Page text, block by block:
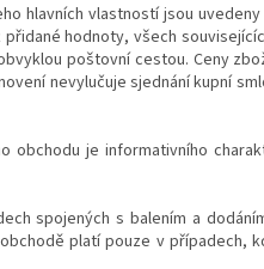
hlavních vlastností jsou
hodnoty, všech
poštovní cestou. Ceny
nevylučuje sjednání kupní
je informativního
spojených s balením a
platí pouze v případech,